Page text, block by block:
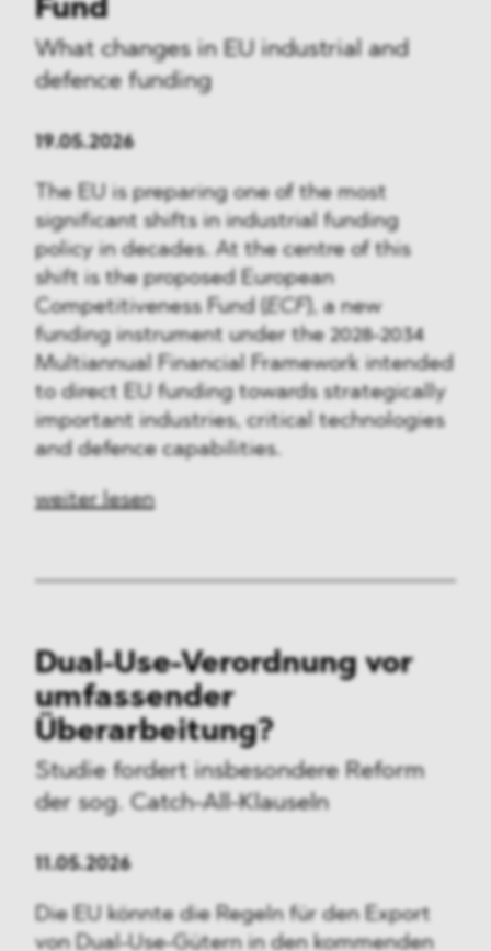
Fund
What changes in EU industrial and
defence funding
19.05.2026
The EU is preparing one of the most
significant shifts in industrial funding
policy in decades. At the centre of this
shift is the proposed European
Competitiveness Fund (
ECF), a new
funding instrument under the 2028-2034
Multiannual Financial Framework intended
to direct EU funding towards strategically
important industries, critical technologies
and defence capabilities.
weiter lesen
Dual-Use-Verordnung vor
umfassender
Überarbeitung?
Studie fordert insbesondere Reform
der sog. Catch-All-Klauseln
11.05.2026
Die EU könnte die Regeln für den Export
von Dual-Use-Gütern in den kommenden